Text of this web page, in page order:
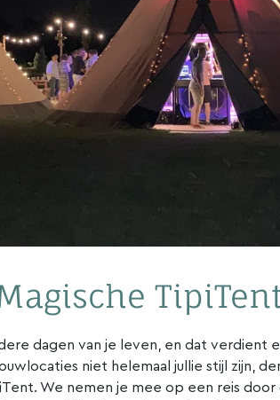
TipiTent
dagen van je leven, en dat verdient
niet helemaal jullie stijl zijn,
We nemen je mee op een reis door